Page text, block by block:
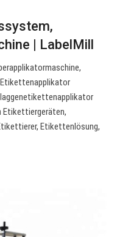
| LabelMill
Etikettiergeräten,
Etikettenlösung,